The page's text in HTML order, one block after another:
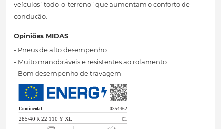
veículos “todo-o-terreno” que aumentam o conforto de
condução.
Opiniões MIDAS
- Pneus de alto desempenho
- Muito manobráveis ​​e resistentes ao rolamento
- Bom desempenho de travagem